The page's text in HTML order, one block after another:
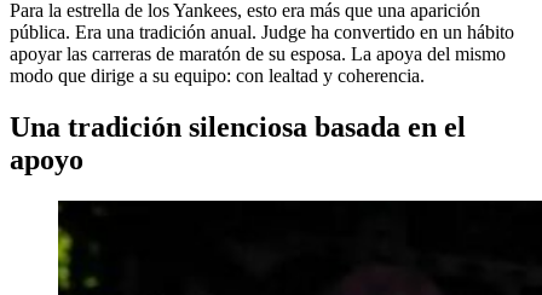
Para la estrella de los Yankees, esto era más que una aparición
pública. Era una tradición anual. Judge ha convertido en un hábito
apoyar las carreras de maratón de su esposa. La apoya del mismo
modo que dirige a su equipo: con lealtad y coherencia.
Una tradición silenciosa basada en el
apoyo